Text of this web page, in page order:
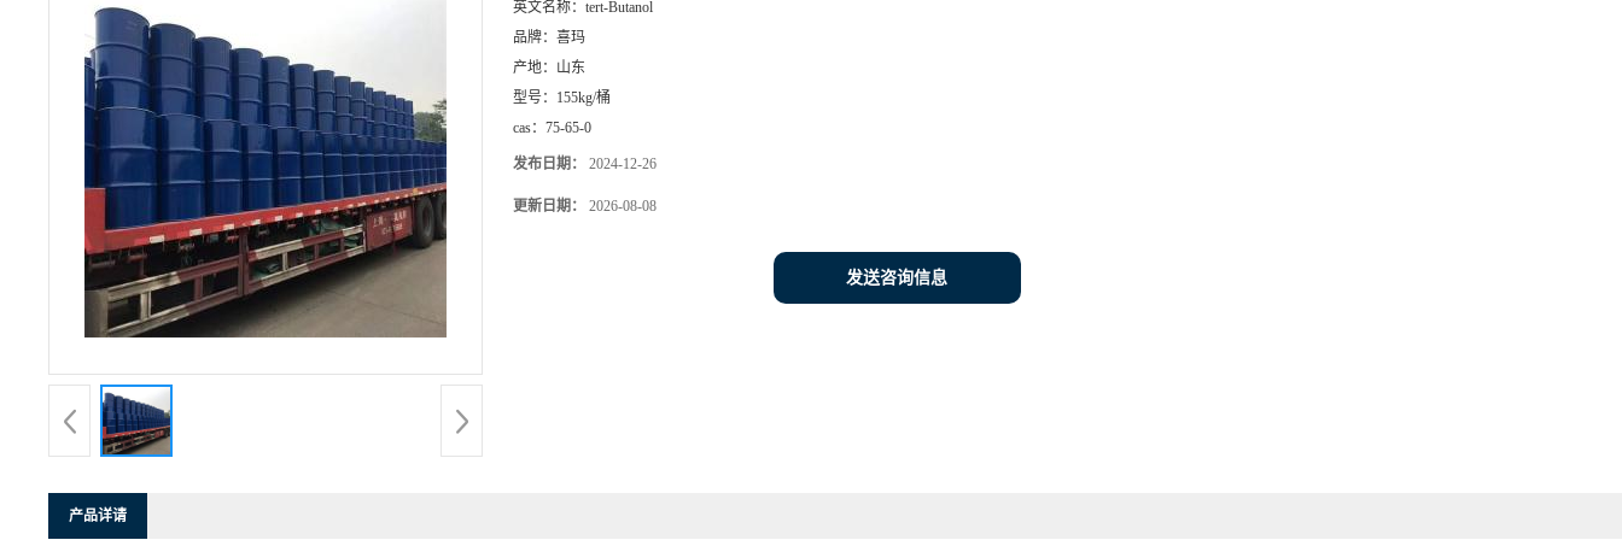
英文名称： tert-Butanol
品牌： 喜玛
产地： 山东
型号： 155kg/桶
cas： 75-65-0
发布日期： 2024-12-26
更新日期： 2026-08-08
发送咨询信息
产品详请